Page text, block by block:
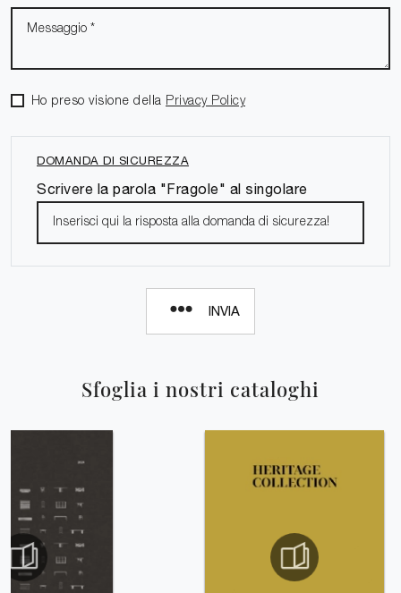
Sfoglia i nostri cataloghi
Ho preso visione della Privacy Policy
DOMANDA DI SICUREZZA
Scrivere la parola "Fragole" al singolare
INVIA